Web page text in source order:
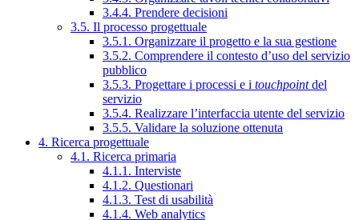
3.4.4. Prendere decisioni
3.5. Il processo progettuale
3.5.1. Organizzare il progetto e la sua gestione
3.5.2. Comprendere il contesto d’uso del servizio
pubblico
3.5.3. Progettare i processi e i touchpointdel
servizio
3.5.4. Realizzare l’interfaccia utente del servizio
3.5.5. Validare la soluzione ottenuta
4. Ricerca progettuale
4.1. Ricerca primaria
4.1.1. Interviste
4.1.2. Questionari
4.1.3. Test di usabilità
4.1.4. Web analytics